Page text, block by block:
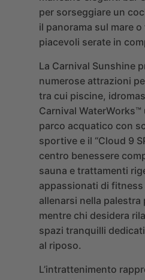
per sorseggiare un
il panorama sul mare
piacevoli serate in
La Carnival Sunshine
numerose attrazioni
tra cui piscine,
Carnival WaterWorks™
parco acquatico con
sportive e il “Cloud 9
centro benessere
sauna e trattamenti
appassionati di
allenarsi nella palestra
mentre chi desidera
spazi tranquilli
al riposo.
L’intrattenimento